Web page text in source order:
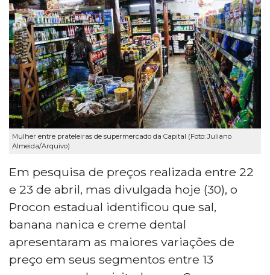
Mulher entre prateleiras de supermercado da Capital (Foto: Juliano
Almeida/Arquivo)
Em pesquisa de preços realizada entre 22
e 23 de abril, mas divulgada hoje (30), o
Procon estadual identificou que sal,
banana nanica e creme dental
apresentaram as maiores variações de
preço em seus segmentos entre 13